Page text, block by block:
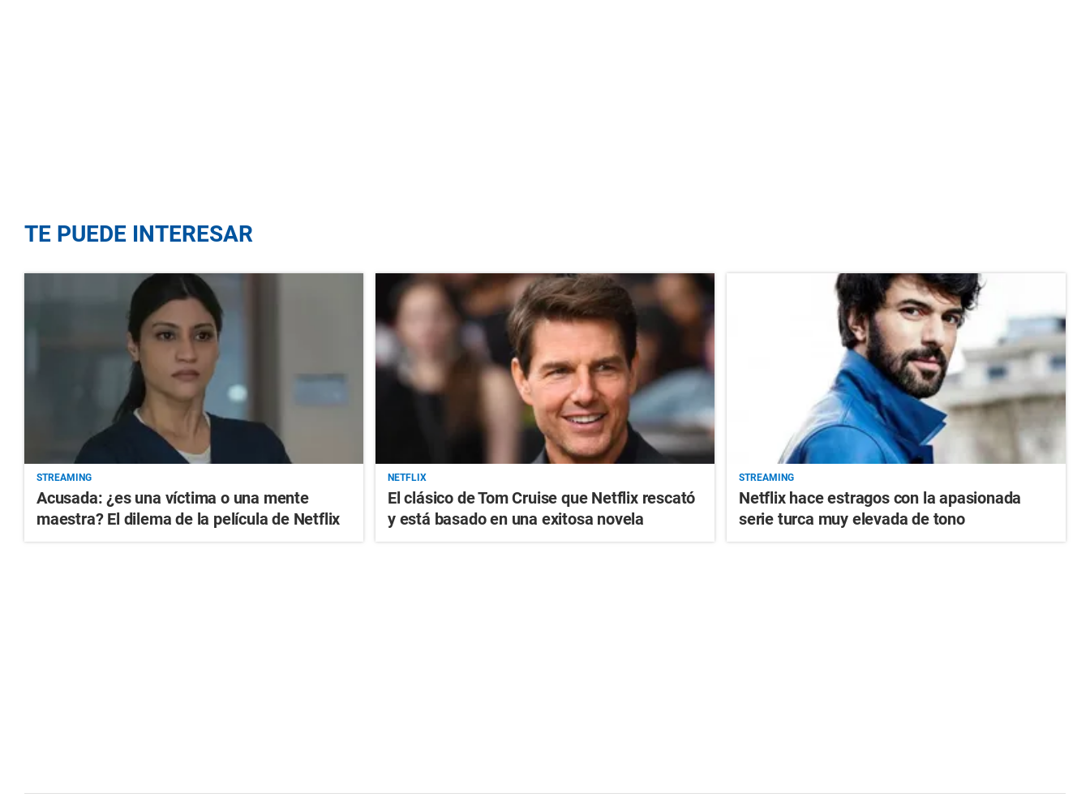
TE PUEDE INTERESAR
STREAMING
Acusada: ¿es una víctima o una mente
maestra? El dilema de la película de Netflix
NETFLIX
El clásico de Tom Cruise que Netflix rescató
y está basado en una exitosa novela
STREAMING
Netflix hace estragos con la apasionada
serie turca muy elevada de tono